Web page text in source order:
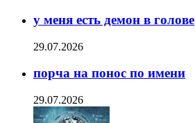
у меня есть демон в голове
29.07.2026
порча на понос по имени
29.07.2026